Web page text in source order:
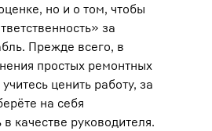
но и о том, чтобы
за
Прежде всего, в
простых ремонтных
ценить работу, за
на себя
в качестве руководителя.